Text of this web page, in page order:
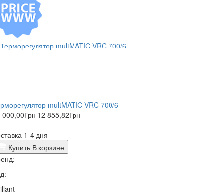
multMATIC VRC 700/6
000,00Грн 12 855,82Грн
1-4 дня
Купить В корзине